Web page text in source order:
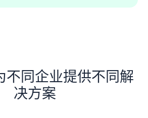
不同企业提供不同解
决方案